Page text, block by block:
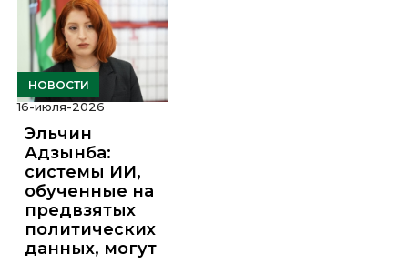
НОВОСТИ
16-июля-2026
Эльчин
Адзынба:
системы ИИ,
обученные на
предвзятых
политических
данных, могут